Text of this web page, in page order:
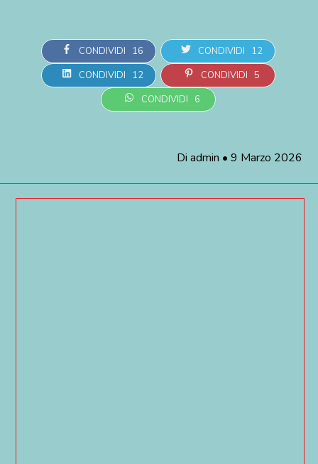
CONDIVIDI 16 CONDIVIDI 12
CONDIVIDI 12 CONDIVIDI 5
CONDIVIDI 6
Di admin • 9 Marzo 2026